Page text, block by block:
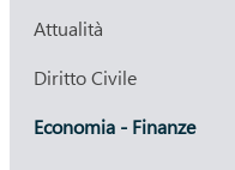
Attualità
Diritto Civile
Economia - Finanze